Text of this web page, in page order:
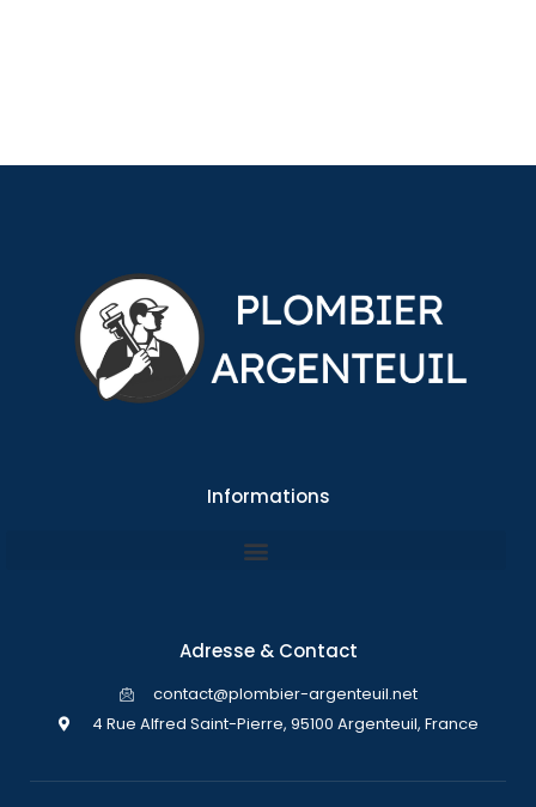
Informations
Adresse & Contact
contact@plombier-argenteuil.net
4 Rue Alfred Saint-Pierre, 95100 Argenteuil, France